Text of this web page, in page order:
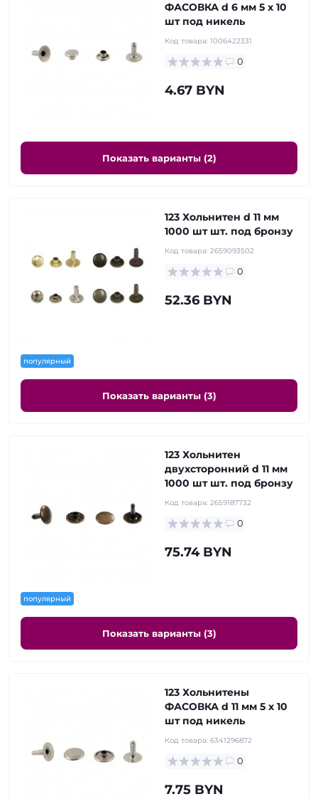
ФАСОВКА d 6 мм 5 x 10
шт под никель
Код товара: 1006422331
0
4.67 BYN
Показать варианты (2)
популярный
123 Хольнитен d 11 мм
1000 шт шт. под бронзу
Код товара: 2659093502
0
52.36 BYN
Показать варианты (3)
популярный
123 Хольнитен
двухсторонний d 11 мм
1000 шт шт. под бронзу
Код товара: 2659187732
0
75.74 BYN
Показать варианты (3)
123 Хольнитены
ФАСОВКА d 11 мм 5 x 10
шт под никель
Код товара: 6341296872
0
7.75 BYN